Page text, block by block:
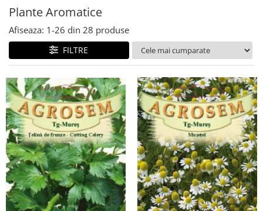
Adapatori
Accesorii
Hrana (furaje)
Prepeliţe
Hranitori
Adapatori
Custi
Incubatoare
Accesorii
Hrana (furaje)
Găini şi alte păsări
Accesorii
Plante Aromatice
Afiseaza: 1-26 din 28 produse
FILTRE